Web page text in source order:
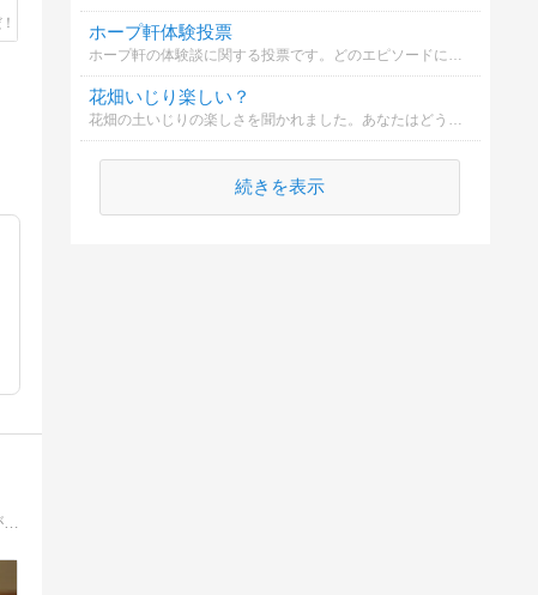
ホープ軒体験投票
ホープ軒の体験談に関する投票です。どのエピソードに共感しますか？
花畑いじり楽しい？
花畑の土いじりの楽しさを聞かれました。あなたはどう思いますか？
続きを表示